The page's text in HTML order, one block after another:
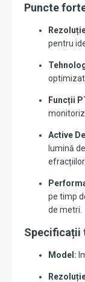
Puncte
pentru
Funcții
Active
lumină
efracțiilor.
pe timp
de metri.
Specificații
Model: